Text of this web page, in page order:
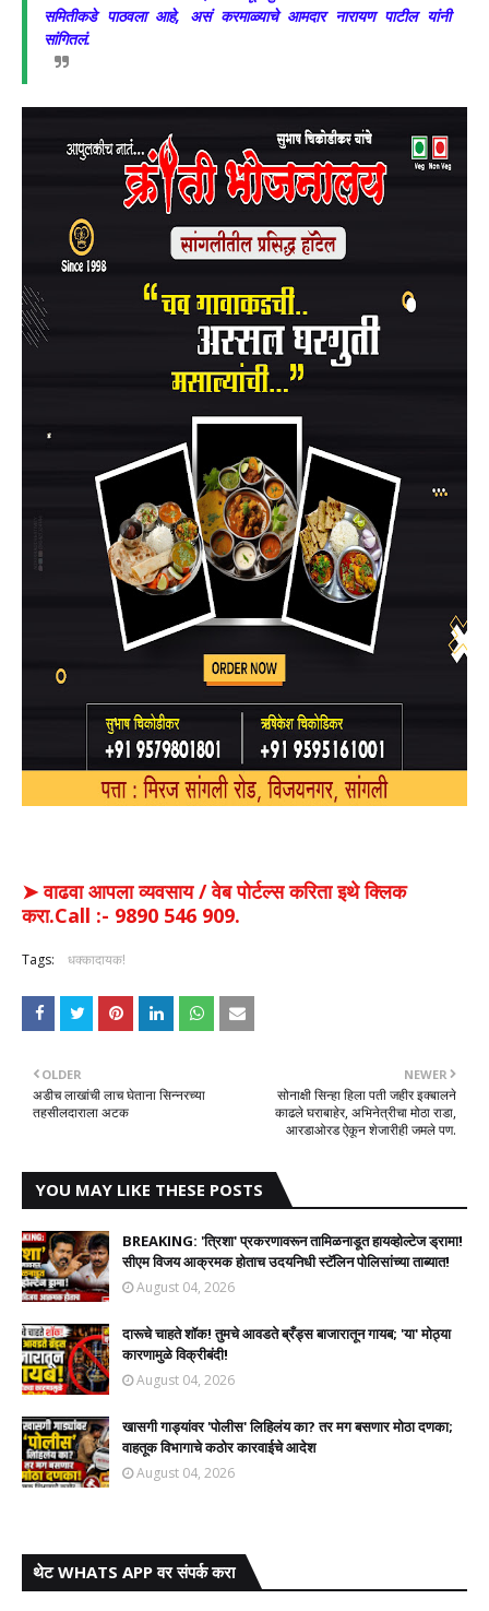
समितीकडे पाठवला आहे, असं करमाळ्याचे आमदार नारायण पाटील यांनी
सांगितलं.
➤ वाढवा आपला व्यवसाय / वेब पोर्टल्स करिता इथे क्लिक
करा.Call :- 9890 546 909.
Tags: धक्कादायक!
NEWER
सोनाक्षी सिन्हा हिला पती जहीर इक्बालने
काढले घराबाहेर, अभिनेत्रीचा मोठा राडा,
आरडाओरड ऐकून शेजारीही जमले पण.
OLDER
अडीच लाखांची लाच घेताना सिन्नरच्या
तहसीलदाराला अटक
YOU MAY LIKE THESE POSTS
BREAKING: 'त्रिशा' प्रकरणावरून तामिळनाडूत हायव्होल्टेज ड्रामा!
सीएम विजय आक्रमक होताच उदयनिधी स्टॅलिन पोलिसांच्या ताब्यात!
August 04, 2026
दारूचे चाहते शॉक! तुमचे आवडते ब्रँड्स बाजारातून गायब; 'या' मोठ्या
कारणामुळे विक्रीबंदी!
August 04, 2026
खासगी गाड्यांवर 'पोलीस' लिहिलंय का? तर मग बसणार मोठा दणका;
वाहतूक विभागाचे कठोर कारवाईचे आदेश
August 04, 2026
थेट WHATS APP वर संपर्क करा